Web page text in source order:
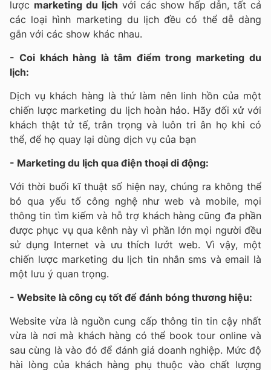
lược marketing du lịch với các show hấp dẫn, tất cả
các loại hình marketing du lịch đều có thể dễ dàng
gắn với các show khác nhau.
- Coi khách hàng là tâm điểm trong marketing du
lịch:
Dịch vụ khách hàng là thứ làm nên linh hồn của một
chiến lược marketing du lịch hoàn hảo. Hãy đối xử với
khách thật tử tế, trân trọng và luôn tri ân họ khi có
thể, để họ quay lại dùng dịch vụ của bạn
- Marketing du lịch qua điện thoại di động:
Với thời buổi kĩ thuật số hiện nay, chúng ra không thể
bỏ qua yếu tố công nghệ như web và mobile, mọi
thông tin tìm kiếm và hỗ trợ khách hàng cũng đa phần
được phục vụ qua kênh này vì phần lớn mọi người đều
sử dụng Internet và ưu thích lướt web. Vì vậy, một
chiến lược marketing du lịch tin nhắn sms và email là
một lưu ý quan trọng.
- Website là công cụ tốt để đánh bóng thương hiệu:
Website vừa là nguồn cung cấp thông tin tin cậy nhất
vừa là nơi mà khách hàng có thể book tour online và
sau cùng là vào đó để đánh giá doanh nghiệp. Mức độ
hài lòng của khách hàng phụ thuộc vào chất lượng